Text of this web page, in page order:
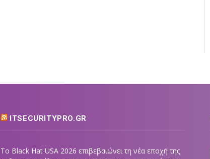
ITSECURITYPRO.GR
Το Black Hat USA 2026 επιβεβαιώνει τη νέα εποχή της